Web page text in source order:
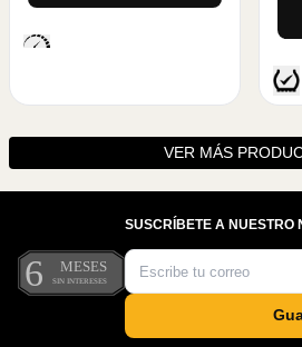
VER MÁS
SUSCRÍBETE A NUESTRO